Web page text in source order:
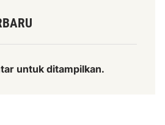
untuk ditampilkan.